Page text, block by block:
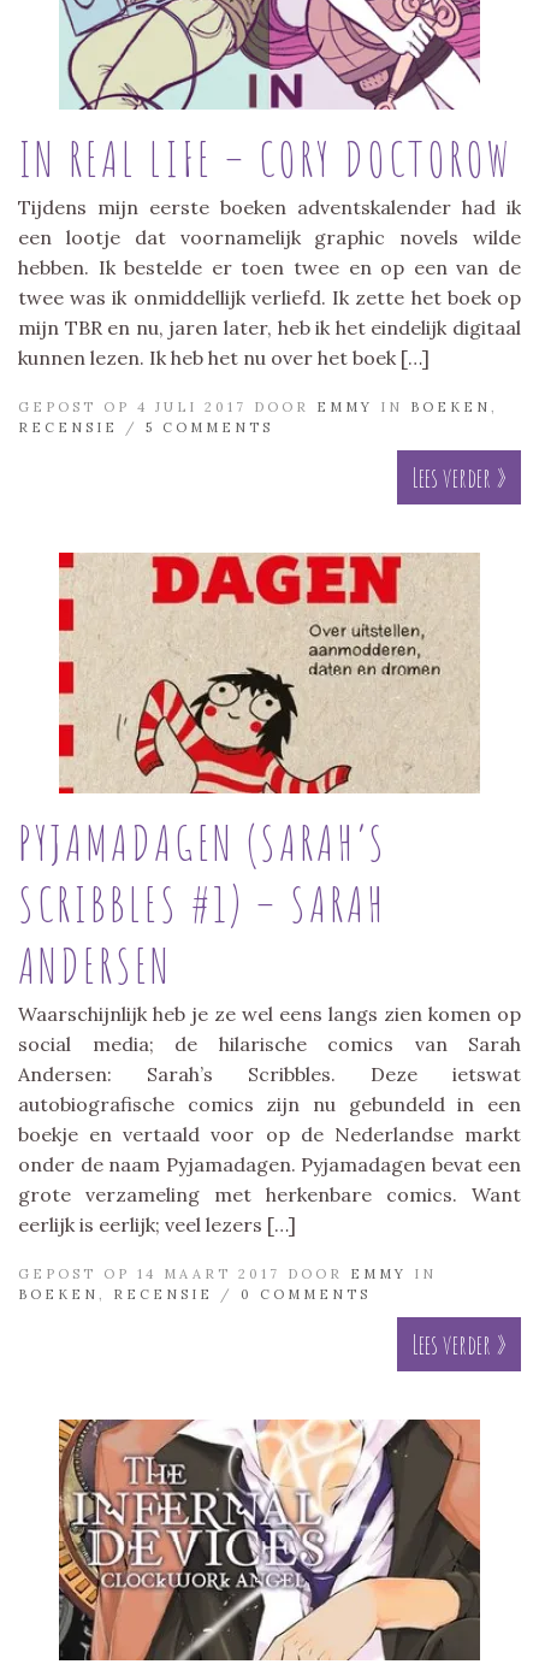
IN REAL LIFE – CORY DOCTOROW
Tijdens mijn eerste boeken adventskalender had ik
een lootje dat voornamelijk graphic novels wilde
hebben. Ik bestelde er toen twee en op een van de
twee was ik onmiddellijk verliefd. Ik zette het boek op
mijn TBR en nu, jaren later, heb ik het eindelijk digitaal
kunnen lezen. Ik heb het nu over het boek […]
GEPOST OP 4 JULI 2017 DOOR EMMY IN BOEKEN
RECENSIE
/ 5 COMMENTS
Lees verder »
PYJAMADAGEN (SARAH’S
SCRIBBLES #1) – SARAH
ANDERSEN
Waarschijnlijk heb je ze wel eens langs zien komen op
social media; de hilarische comics van Sarah
Andersen: Sarah’s Scribbles. Deze ietswat
autobiografische comics zijn nu gebundeld in een
boekje en vertaald voor op de Nederlandse markt
onder de naam Pyjamadagen. Pyjamadagen bevat een
grote verzameling met herkenbare comics. Want
eerlijk is eerlijk; veel lezers […]
GEPOST OP 14 MAART 2017 DOOR EMMY
IN
BOEKEN
RECENSIE / 0 COMMENTS
Lees verder »